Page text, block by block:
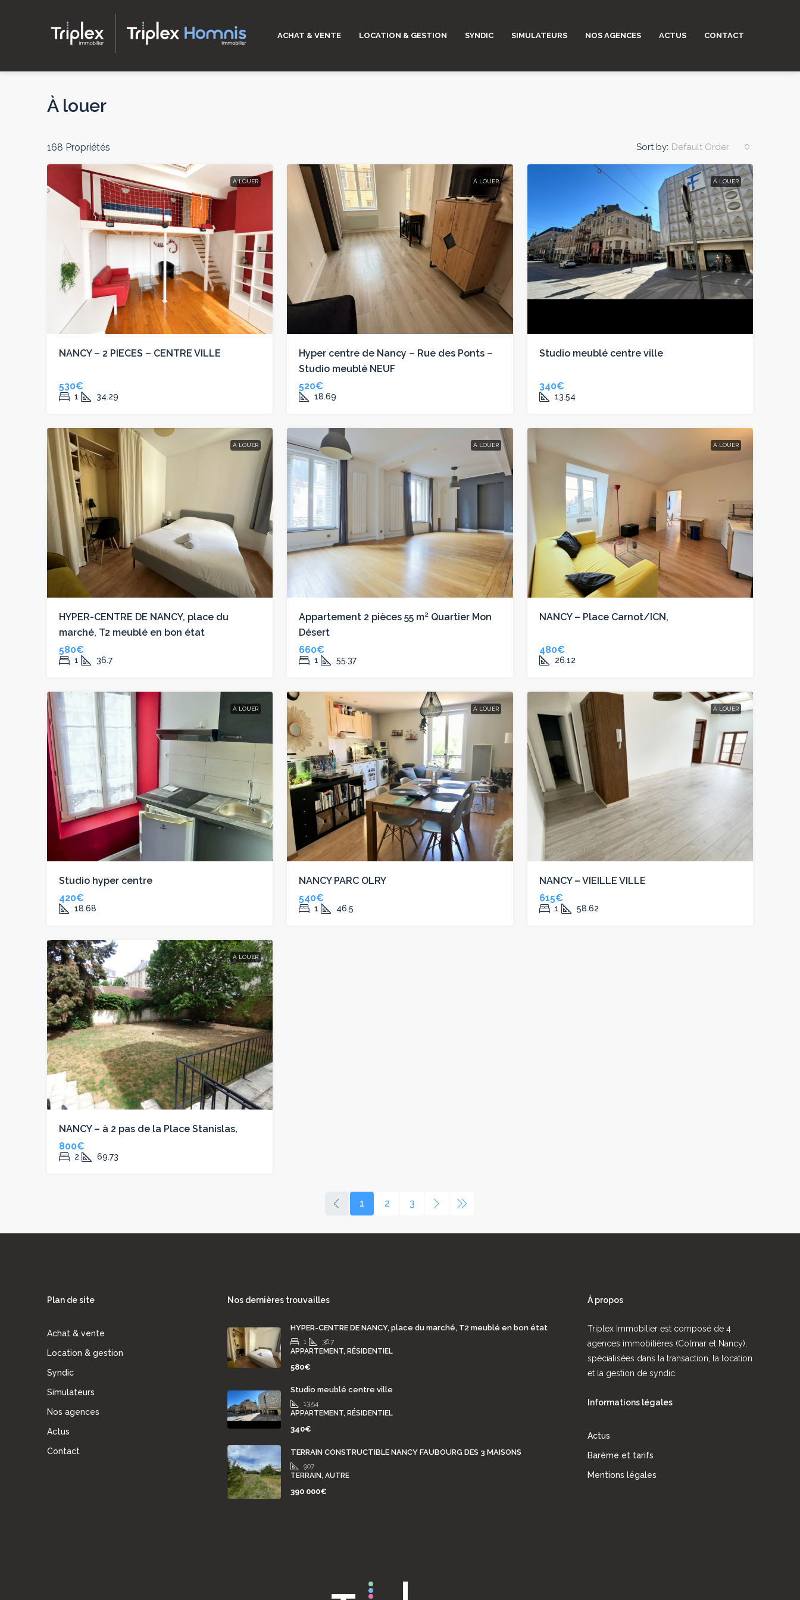
ACHAT & VENTE LOCATION & GESTION SYNDIC SIMULATEURS NOS AGENCES ACTUS CONTACT
À louer
168 Propriétés Sort by: Default Order
À LOUER
NANCY – 2 PIECES – CENTRE VILLE
530€
1 34.29
À LOUER
Hyper centre de Nancy – Rue des Ponts –
Studio meublé NEUF
520€
18.69
À LOUER
Studio meublé centre ville
340€
13.54
À LOUER
HYPER-CENTRE DE NANCY, place du
marché, T2 meublé en bon état
580€
1 36.7
À LOUER
Appartement 2 pièces 55 m² Quartier Mon
Désert
660€
1 55.37
À LOUER
NANCY – Place Carnot/ICN,
480€
26.12
À LOUER
Studio hyper centre
420€
18.68
À LOUER
NANCY PARC OLRY
540€
1 46.5
À LOUER
NANCY – VIEILLE VILLE
615€
1 58.62
À LOUER
NANCY – à 2 pas de la Place Stanislas,
800€
2 69.73
1 2 3
Plan de site
Achat & vente
Location & gestion
Syndic
Simulateurs
Nos agences
Actus
Contact
Nos dernières trouvailles
HYPER-CENTRE DE NANCY, place du marché, T2 meublé en bon état
1
36.7
APPARTEMENT, RÉSIDENTIEL
580€
Studio meublé centre ville
13.54
APPARTEMENT, RÉSIDENTIEL
340€
TERRAIN CONSTRUCTIBLE NANCY FAUBOURG DES 3 MAISONS
907
TERRAIN, AUTRE
390 000€
À propos
Triplex Immobilier est composé de 4
agences immobilières (Colmar et Nancy),
spécialisées dans la transaction, la location
et la gestion de syndic.
Informations légales
Actus
Barème et tarifs
Mentions légales